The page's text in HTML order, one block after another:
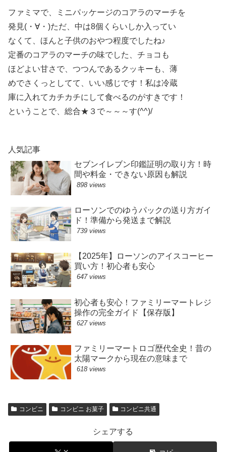
ファミマで、ミニパッケージのコアラのマーチを
発見(・∀・)ただ、中は8個くらいしか入ってい
なくて、ほんと子供のおやつ程度でしたね♪
定番のコアラのマーチの味でした、チョコも
ほどよい甘さで、つつんであるクッキーも、薄
めでさくっとしてて、いい感じです！私は冷蔵
庫に入れてカチカチにして食べるのがすきです！
ということで、総合★３で～～～す(^^)/
人気記事
セブンイレブン印鑑証明の取り方！時
間や料金・できない原因も解説
898 views
ローソンでのゆうパックの送り方ガイ
ド！準備から発送まで解説
739 views
【2025年】ローソンのアイスコーヒー
買い方！初心者も安心
647 views
初心者も安心！ファミリーマートレジ
操作の完全ガイド【保存版】
627 views
ファミリーマートロゴ歴代全史！昔の
太陽マークから現在の意味まで
618 views
コンビニ コンビニ お菓子 コンビニ共通
シェアする